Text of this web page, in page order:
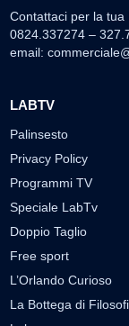
Contattaci per la tua
0824.337274 –
email:
LABTV
Palinsesto
Privacy Policy
Programmi TV
Speciale LabTv
Doppio Taglio
Free sport
L’Orlando Curioso
La Bottega di